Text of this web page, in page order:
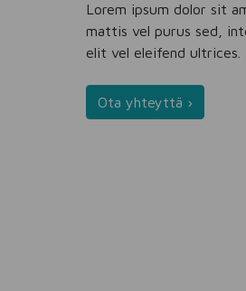
Lorem ipsum dolor sit
mattis vel purus sed,
elit vel eleifend ultrices.
Ota yhteyttä ›